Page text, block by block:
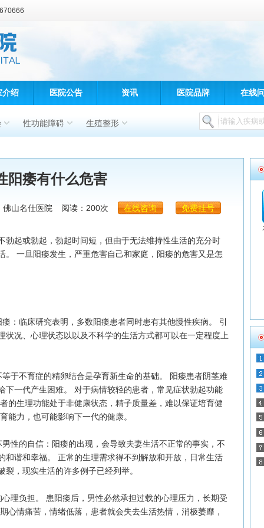
介绍 医院公告 资讯 医院品牌 在线
性功能障碍 生殖整形
阳痿有什么危害
佛山名仕医院 阅读：200次 在线咨询 免费挂号
或勃起，勃起时间短，但由于无法维持性生活的充分时
。 一旦阳痿发生，严重危害自己和家庭，阳痿的危害又是怎
临床研究表明，多数阳痿患者同时患有其他慢性疾病。 引
状况、心理状态以以及不科学的生活方式都可以在一定程度上
不育症的精卵结合是孕育新生命的基础。 阳痿患者阴茎难
下一代产生困难。 对于病情较轻的患者，常见症状勃起功能
的生理功能处于非健康状态，精子质量差，难以保证培育健
能力，也可能影响下一代的健康。
的自信：阳痿的出现，会导致夫妻生活不正常的事实，不
和谐和幸福。 正常的生理需求得不到解放和开放，日常生活
，现实生活的许多例子已经列举。
负担。 患阳痿后，男性必然承担过载的心理压力，长期受
心情痛苦，情绪低落，患者就会失去生活热情，消极萎靡，